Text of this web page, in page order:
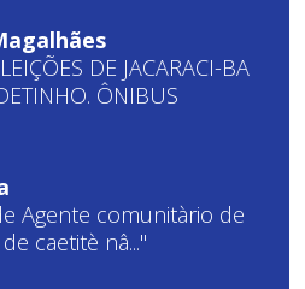
DE JACARACI-BA
ÔNIBUS
Agente comunitàrio de
caetitè nâ..."